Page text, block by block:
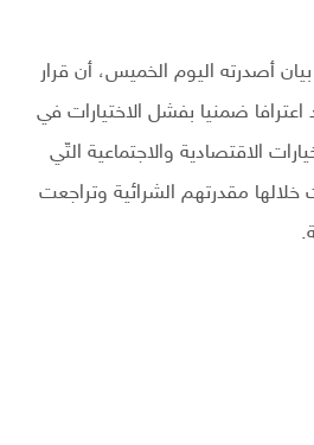
أصدرته اليوم الخميس، أن قرار
اعترافا ضمنيا بفشل الاختيارات في
الاقتصادية والاجتماعية التّي
مقدرتهم الشرائية وتراجعت